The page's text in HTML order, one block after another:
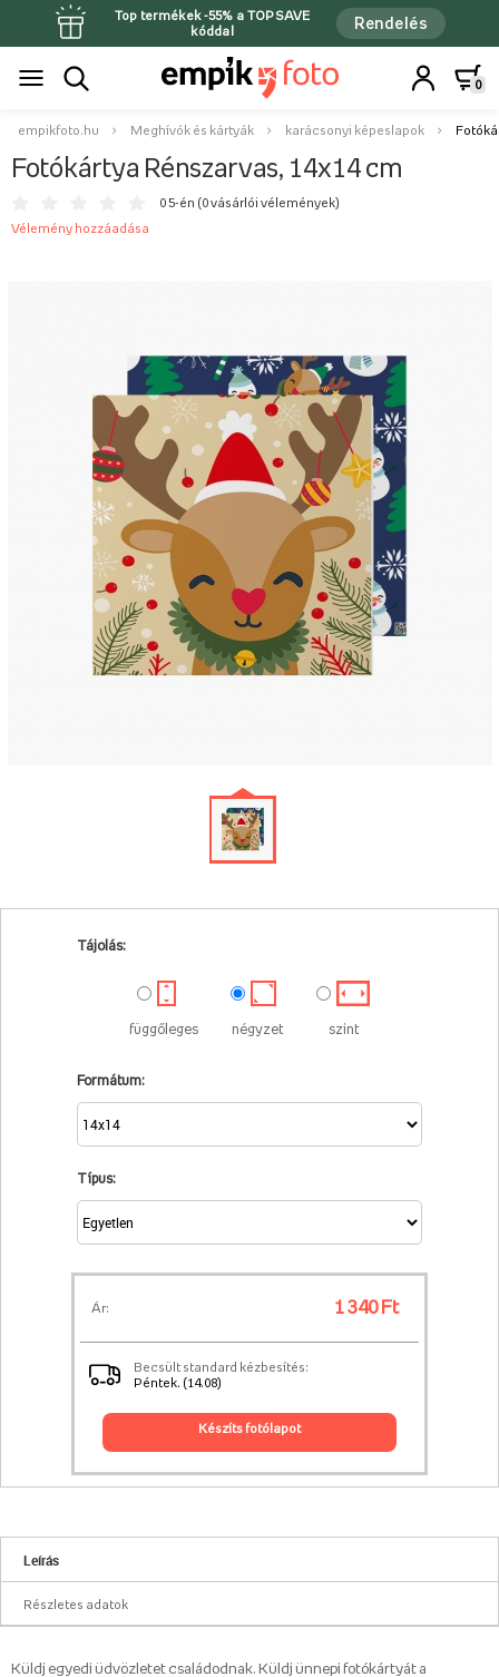
Top termékek -55% a TOPSAVE
kóddal
Rendelés
0
empikfoto.hu Meghívók és kártyák karácsonyi képeslapok
Fotókártya Rénszarvas, 14x14 cm
0 5-én (0 vásárlói vélemények)
Vélemény hozzáadása
Tájolás:
függőleges négyzet szint
Formátum:
Típus:
Ár: 1 340 Ft
Becsült standard kézbesítés:
Péntek. (14.08)
készíts fotólapot
Leírás
Részletes adatok
Küldj egyedi üdvözletet családodnak. Küldj ünnepi fotókártyát a